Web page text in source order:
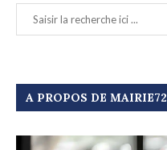
A PROPOS DE MAIRIE72